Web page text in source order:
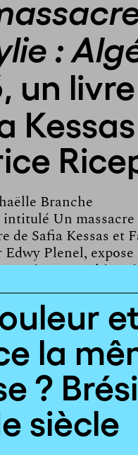
:
, un
Branche
intitulé Un
de Safia Kessas et
Edwy Plenel, expose
la
?
siècle